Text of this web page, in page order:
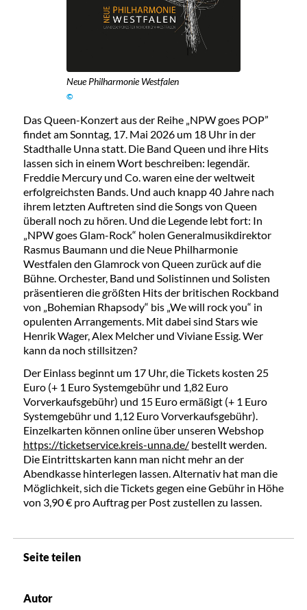
Neue Philharmonie Westfalen
©
Das Queen-Konzert aus der Reihe „NPW goes POP”
findet am Sonntag, 17. Mai 2026 um 18 Uhr in der
Stadthalle Unna statt. Die Band Queen und ihre Hits
lassen sich in einem Wort beschreiben: legendär.
Freddie Mercury und Co. waren eine der weltweit
erfolgreichsten Bands. Und auch knapp 40 Jahre nach
ihrem letzten Auftreten sind die Songs von Queen
überall noch zu hören. Und die Legende lebt fort: In
„NPW goes Glam-Rock“ holen Generalmusikdirektor
Rasmus Baumann und die Neue Philharmonie
Westfalen den Glamrock von Queen zurück auf die
Bühne. Orchester, Band und Solistinnen und Solisten
präsentieren die größten Hits der britischen Rockband
von „Bohemian Rhapsody“ bis „We will rock you“ in
opulenten Arrangements. Mit dabei sind Stars wie
Henrik Wager, Alex Melcher und Viviane Essig. Wer
kann da noch stillsitzen?
Der Einlass beginnt um 17 Uhr, die Tickets kosten 25
Euro (+ 1 Euro Systemgebühr und 1,82 Euro
Vorverkaufsgebühr) und 15 Euro ermäßigt (+ 1 Euro
Systemgebühr und 1,12 Euro Vorverkaufsgebühr).
Einzelkarten können online über unseren Webshop
https://ticketservice.kreis-unna.de/bestellt werden.
Die Eintrittskarten kann man nicht mehr an der
Abendkasse hinterlegen lassen. Alternativ hat man die
Möglichkeit, sich die Tickets gegen eine Gebühr in Höhe
von 3,90 € pro Auftrag per Post zustellen zu lassen.
Seite teilen
Autor